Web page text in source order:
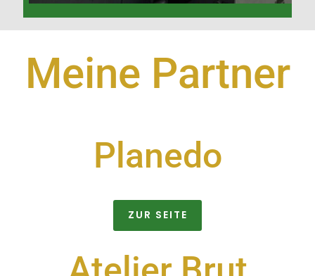
Meine Partner
Planedo
ZUR SEITE